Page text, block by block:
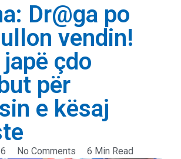
Dr@ga po
vendin!
çdo
për
e kësaj
No Comments 6 Min Read